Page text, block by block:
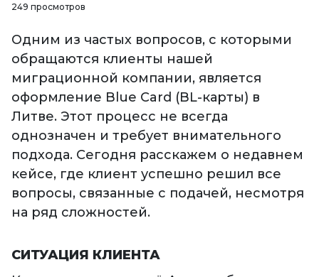
249 просмотров
Одним из частых вопросов, с которыми
обращаются клиенты нашей
миграционной компании, является
оформление Blue Card (BL-карты) в
Литве. Этот процесс не всегда
однозначен и требует внимательного
подхода. Сегодня расскажем о недавнем
кейсе, где клиент успешно решил все
вопросы, связанные с подачей, несмотря
на ряд сложностей.
СИТУАЦИЯ КЛИЕНТА